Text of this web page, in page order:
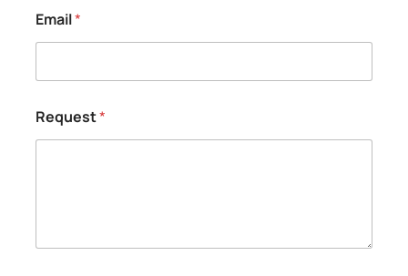
Email*
Request*